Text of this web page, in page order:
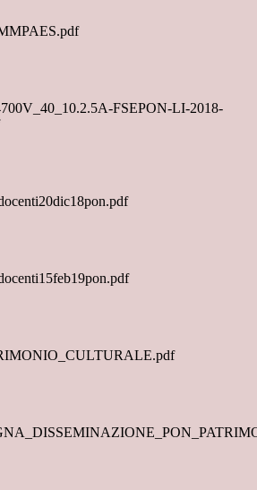
FSEPON-LI-2018-